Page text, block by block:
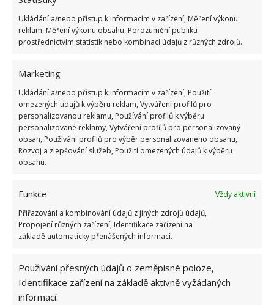
Ukládání a/nebo přístup k informacím v zařízení, Měření výkonu
reklam, Měření výkonu obsahu, Porozumění publiku
prostřednictvím statistik nebo kombinací údajů z různých zdrojů.
Marketing
Ukládání a/nebo přístup k informacím v zařízení, Použití
omezených údajů k výběru reklam, Vytváření profilů pro
personalizovanou reklamu, Používání profilů k výběru
personalizované reklamy, Vytváření profilů pro personalizovaný
obsah, Používání profilů pro výběr personalizovaného obsahu,
Rozvoj a zlepšování služeb, Použití omezených údajů k výběru
obsahu.
Funkce
Vždy aktivní
Přiřazování a kombinování údajů z jiných zdrojů údajů,
Propojení různých zařízení, Identifikace zařízení na
základě automaticky přenášených informací.
Používání přesných údajů o zeměpisné poloze,
Identifikace zařízení na základě aktivně vyžádaných
informací.
Fotografie: Tiny House Giant Journey